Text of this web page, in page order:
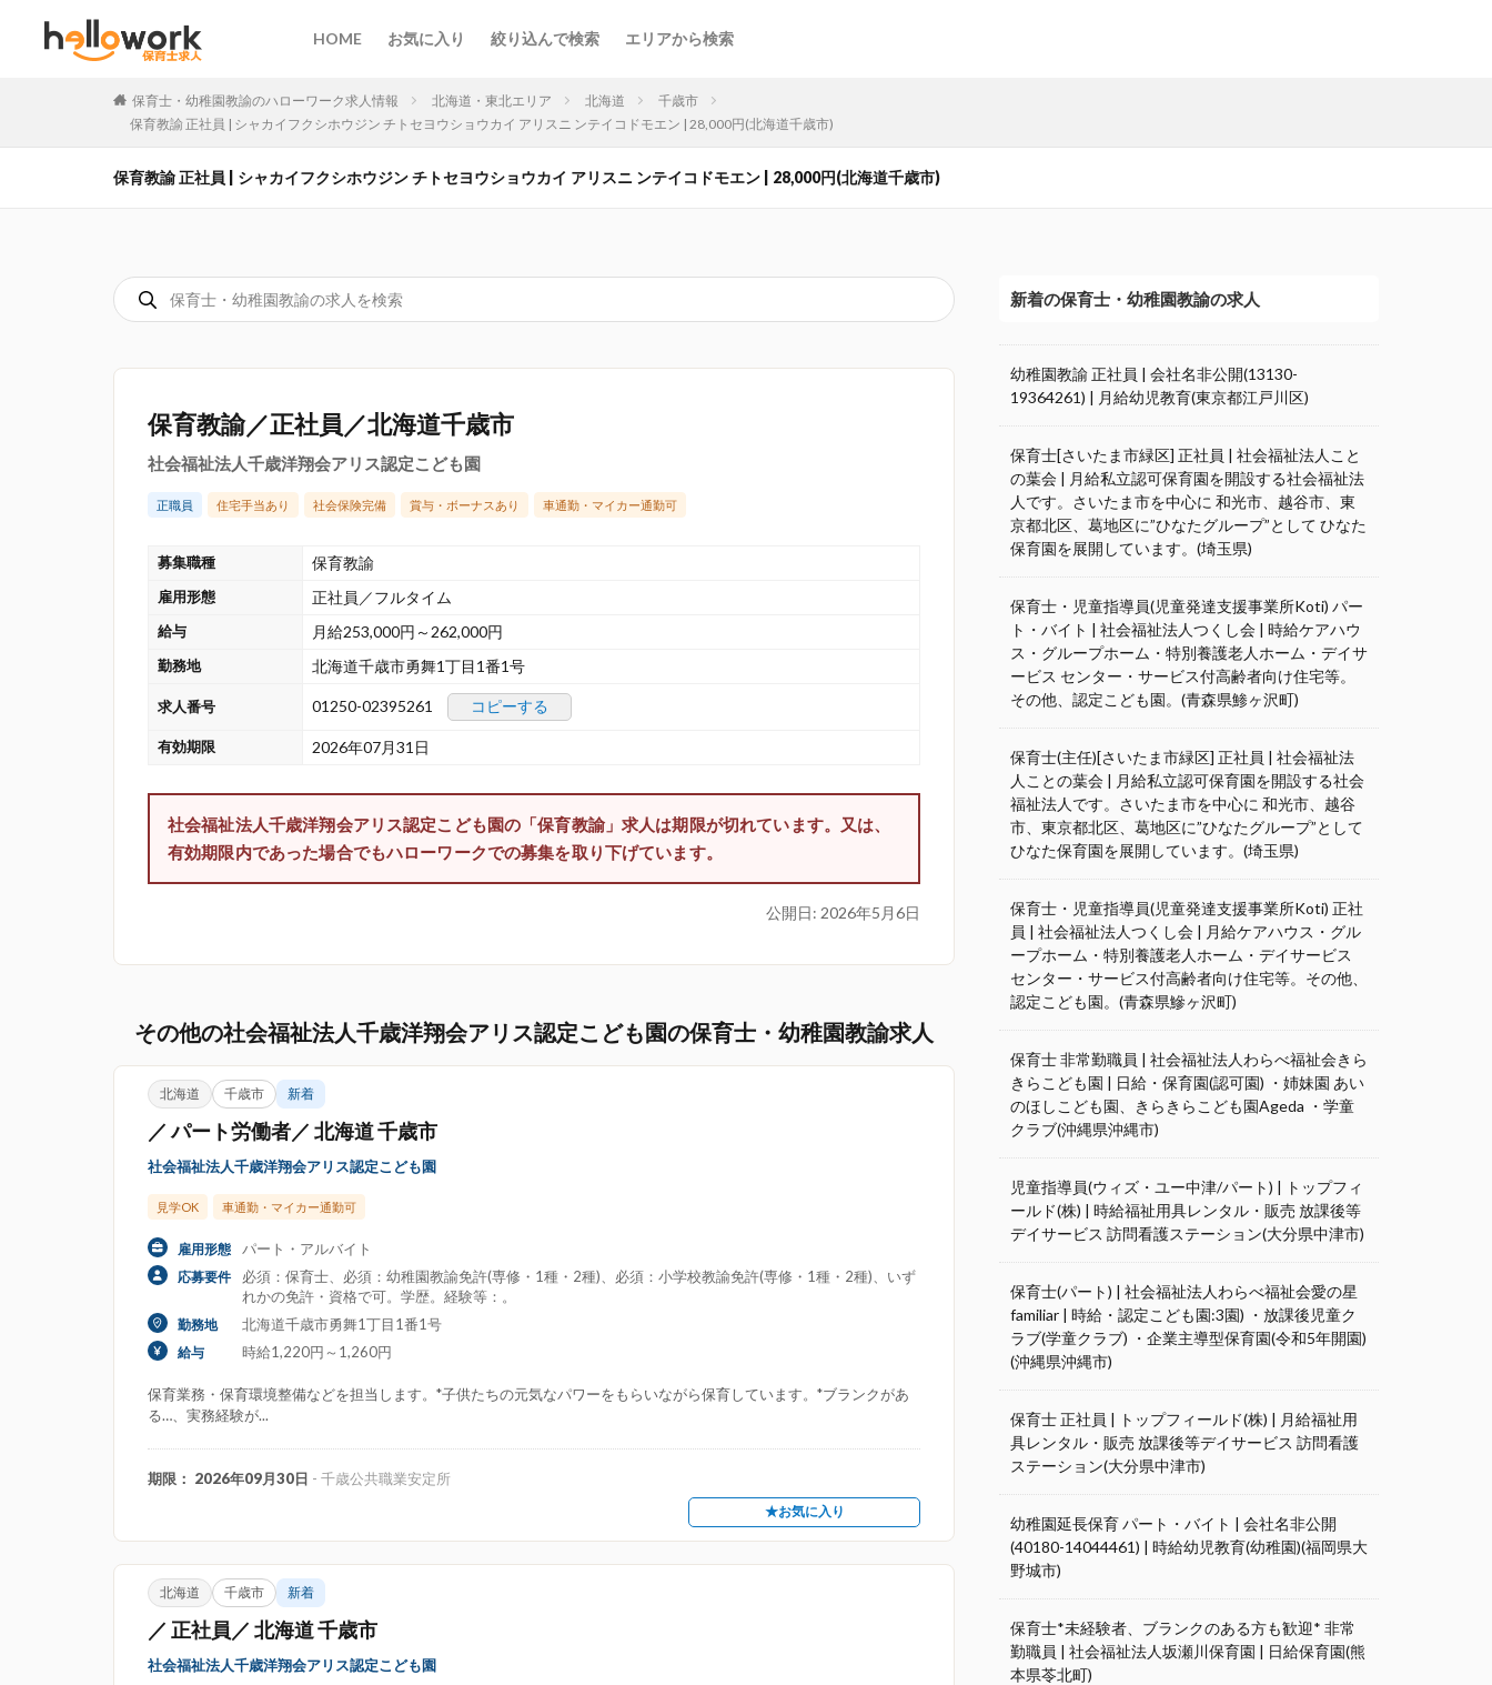
HOME お気に入り 絞り込んで検索 エリアから検索
保育士・幼稚園教諭のハローワーク求人情報 北海道・東北エリア 北海道
千歳市
保育教諭 正社員 | シャカイフクシホウジン チトセヨウショウカイ アリスニ ンテイコドモエン | 28,000円(北海道千歳市)
保育教諭 正社員 | シャカイフクシホウジン チトセヨウショウカイ アリスニ ンテイコドモエン | 28,000円(北海道千歳市)
保育教諭／正社員／北海道千歳市
社会福祉法人千歳洋翔会アリス認定こども園
正職員 住宅手当あり 社会保険完備 賞与・ボーナスあり 車通勤・マイカー通勤可
募集職種 保育教諭
雇用形態 正社員／フルタイム
給与 月給253,000円～262,000円
勤務地 北海道千歳市勇舞1丁目1番1号
求人番号 01250-02395261 コピーする
有効期限 2026年07月31日
社会福祉法人千歳洋翔会アリス認定こども園の「保育教諭」求人は期限が切れています。又は、
有効期限内であった場合でもハローワークでの募集を取り下げています。
公開日: 2026年5月6日
その他の社会福祉法人千歳洋翔会アリス認定こども園の保育士・幼稚園教諭求人
北海道 千歳市 新着
／ パート労働者／ 北海道 千歳市
社会福祉法人千歳洋翔会アリス認定こども園
見学OK 車通勤・マイカー通勤可
雇用形態 パート・アルバイト
応募要件
必須：保育士、必須：幼稚園教諭免許(専修・1種・2種)、必須：小学校教諭免許(専修・1種・2種)、いず
れかの免許・資格で可。学歴。経験等：。
勤務地 北海道千歳市勇舞1丁目1番1号
給与 時給1,220円～1,260円
保育業務・保育環境整備などを担当します。*子供たちの元気なパワーをもらいながら保育しています。*ブランクがあ
る…、実務経験が...
期限： 2026年09月30日 - 千歳公共職業安定所
★お気に入り
北海道 千歳市 新着
／ 正社員／ 北海道 千歳市
社会福祉法人千歳洋翔会アリス認定こども園
新着の保育士・幼稚園教諭の求人
幼稚園教諭 正社員 | 会社名非公開(13130-
19364261) | 月給幼児教育(東京都江戸川区)
保育士[さいたま市緑区] 正社員 | 社会福祉法人こと
の葉会 | 月給私立認可保育園を開設する社会福祉法
人です。さいたま市を中心に 和光市、越谷市、東
京都北区、葛地区に”ひなたグループ”として ひなた
保育園を展開しています。(埼玉県)
保育士・児童指導員(児童発達支援事業所Koti) パー
ト・バイト | 社会福祉法人つくし会 | 時給ケアハウ
ス・グループホーム・特別養護老人ホーム・デイサ
ービス センター・サービス付高齢者向け住宅等。
その他、認定こども園。(青森県鯵ヶ沢町)
保育士(主任)[さいたま市緑区] 正社員 | 社会福祉法
人ことの葉会 | 月給私立認可保育園を開設する社会
福祉法人です。さいたま市を中心に 和光市、越谷
市、東京都北区、葛地区に”ひなたグループ”として
ひなた保育園を展開しています。(埼玉県)
保育士・児童指導員(児童発達支援事業所Koti) 正社
員 | 社会福祉法人つくし会 | 月給ケアハウス・グル
ープホーム・特別養護老人ホーム・デイサービス
センター・サービス付高齢者向け住宅等。その他、
認定こども園。(青森県鰺ヶ沢町)
保育士 非常勤職員 | 社会福祉法人わらべ福祉会きら
きらこども園 | 日給・保育園(認可園) ・姉妹園 あい
のほしこども園、きらきらこども園Ageda ・学童
クラブ(沖縄県沖縄市)
児童指導員(ウィズ・ユー中津/パート) | トップフィ
ールド(株) | 時給福祉用具レンタル・販売 放課後等
デイサービス 訪問看護ステーション(大分県中津市)
保育士(パート) | 社会福祉法人わらべ福祉会愛の星
familiar | 時給・認定こども園:3園) ・放課後児童ク
ラブ(学童クラブ) ・企業主導型保育園(令和5年開園)
(沖縄県沖縄市)
保育士 正社員 | トップフィールド(株) | 月給福祉用
具レンタル・販売 放課後等デイサービス 訪問看護
ステーション(大分県中津市)
幼稚園延長保育 パート・バイト | 会社名非公開
(40180-14044461) | 時給幼児教育(幼稚園)(福岡県大
野城市)
保育士*未経験者、ブランクのある方も歓迎* 非常
勤職員 | 社会福祉法人坂瀬川保育園 | 日給保育園(熊
本県苓北町)